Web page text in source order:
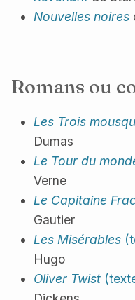
Nouvelles noires
Romans ou
Les Trois
Dumas
Le Tour du
Verne
Le Capitaine
Gautier
Les Misérables
Hugo
Oliver Twist